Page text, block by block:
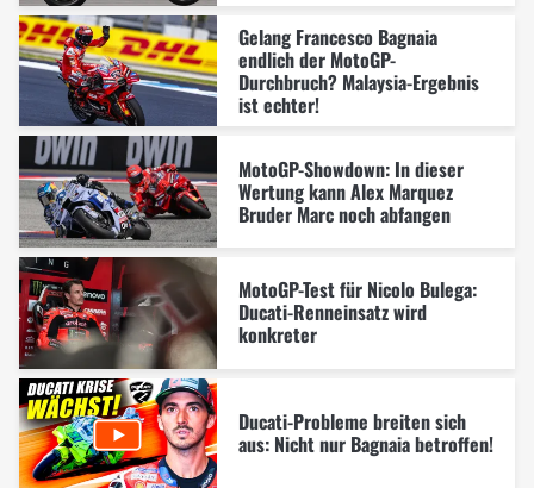
Gelang Francesco Bagnaia
endlich der MotoGP-
Durchbruch? Malaysia-Ergebnis
ist echter!
MotoGP-Showdown: In dieser
Wertung kann Alex Marquez
Bruder Marc noch abfangen
MotoGP-Test für Nicolo Bulega:
Ducati-Renneinsatz wird
konkreter
Ducati-Probleme breiten sich
aus: Nicht nur Bagnaia betroffen!